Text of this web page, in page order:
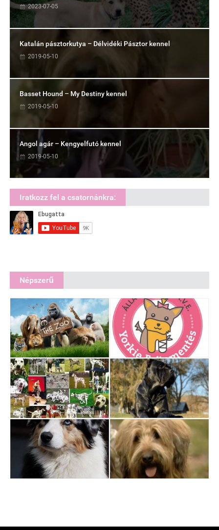
2023-07-05
Katalán pásztorkutya – Délvidéki Pásztor kennel
2019-05-10
Basset Hound – My Destiny kennel
2019-05-10
Angol agár – Kengyelfutó kennel
2019-05-10
Iratkozz fel a csatornánkra:
Népszerű